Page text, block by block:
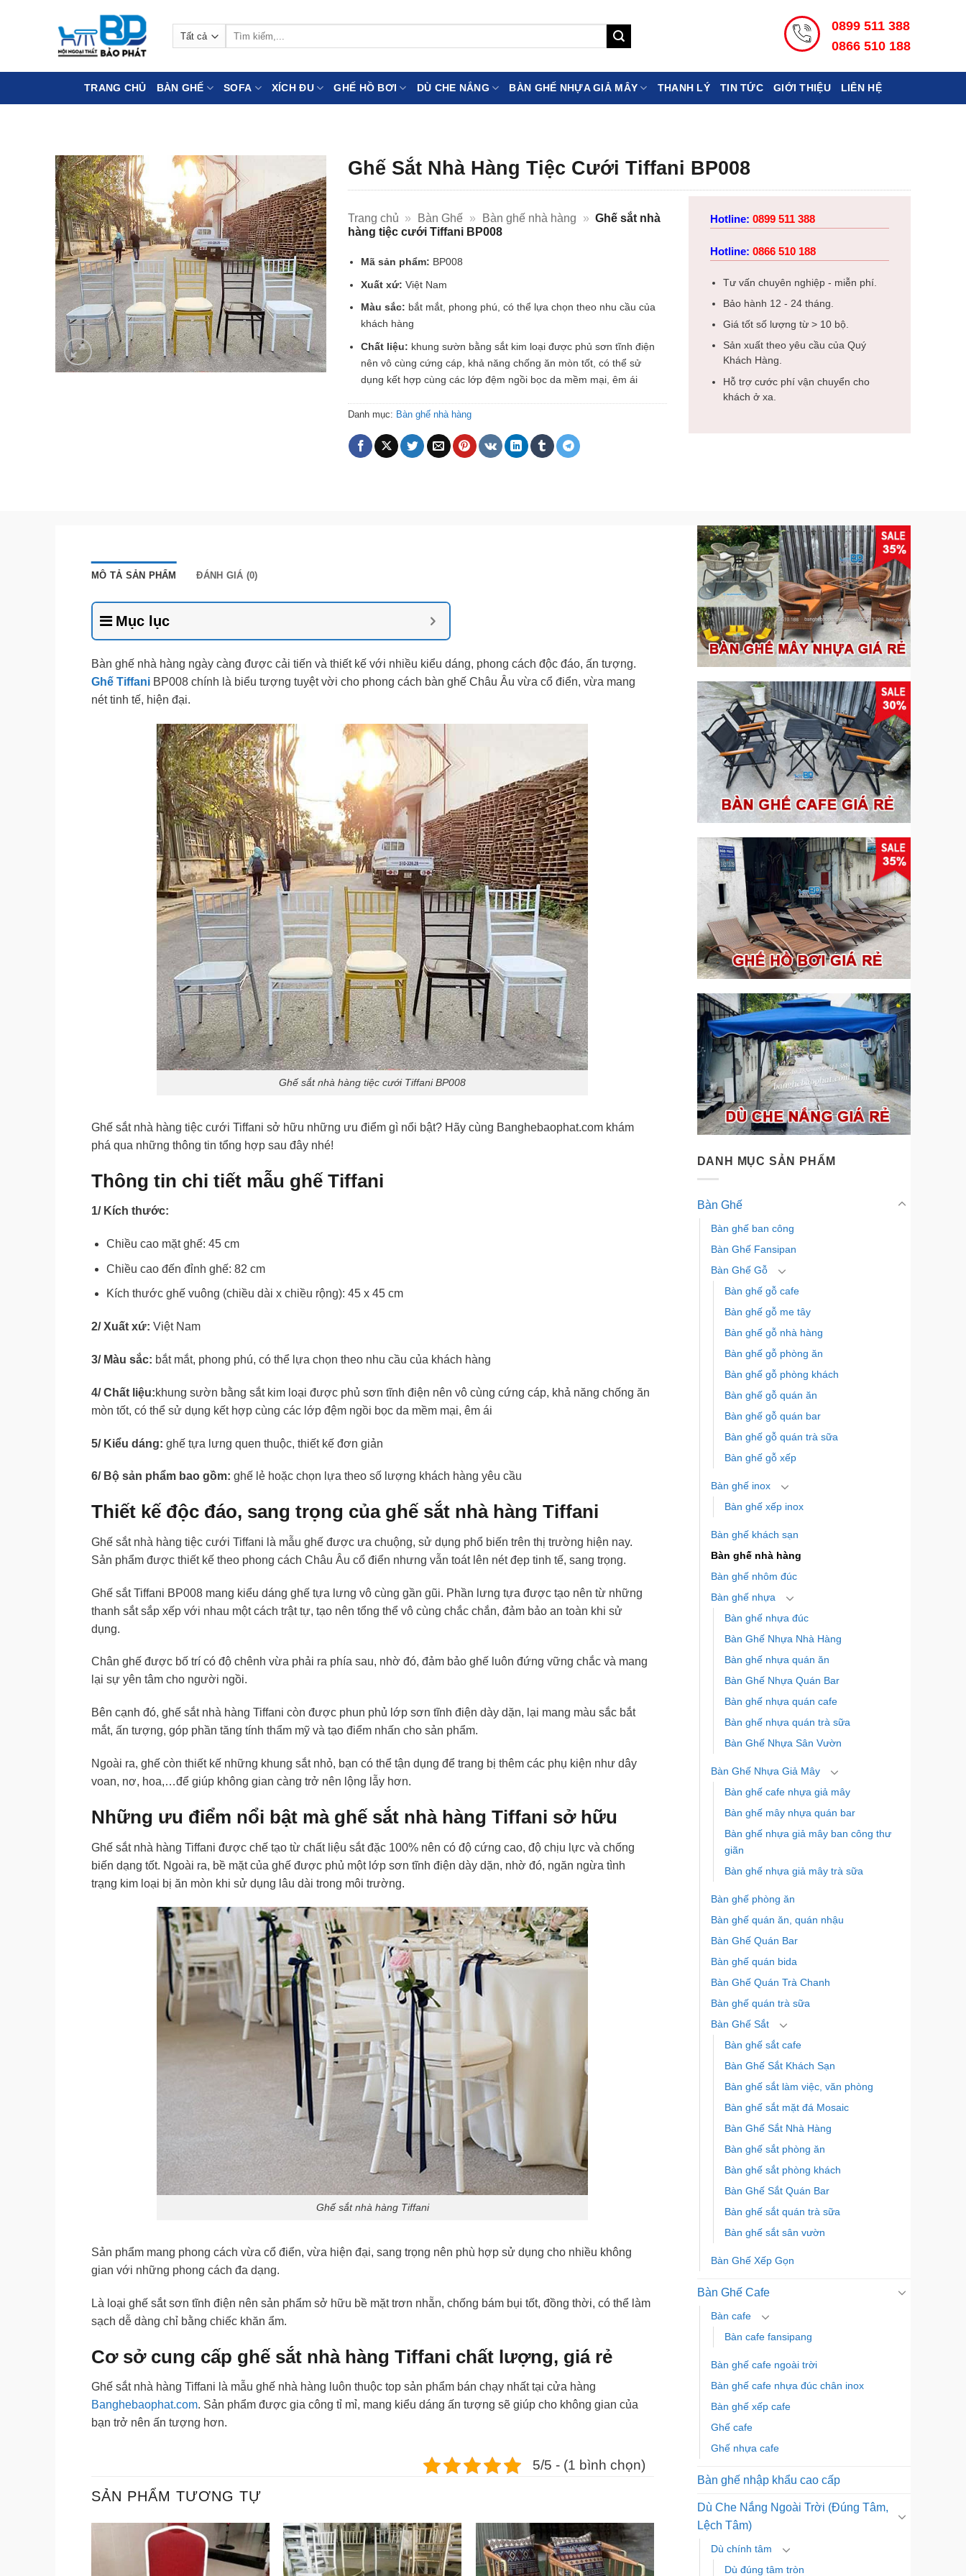
0899 511 388
0866 510 188
TRANG CHỦ BÀN GHẾ SOFA XÍCH ĐU GHẾ HỒ BƠI DÙ CHE NẮNG BÀN GHẾ NHỰA GIẢ MÂY THANH LÝ TIN TỨC GIỚI THIỆU LIÊN HỆ
Ghế Sắt Nhà Hàng Tiệc Cưới Tiffani BP008
Trang chủ » Bàn Ghế » Bàn ghế nhà hàng » Ghế sắt nhà
hàng tiệc cưới Tiffani BP008
Mã sản phẩm: BP008
Xuất xứ: Việt Nam
Màu sắc: bắt mắt, phong phú, có thể lựa chọn theo nhu cầu của
khách hàng
Chất liệu: khung sườn bằng sắt kim loại được phủ sơn tĩnh điện
nên vô cùng cứng cáp, khả năng chống ăn mòn tốt, có thể sử
dụng kết hợp cùng các lớp đệm ngồi bọc da mềm mại, êm ái
Danh mục: Bàn ghế nhà hàng
Hotline: 0899 511 388
Hotline: 0866 510 188
Tư vấn chuyên nghiệp - miễn phí.
Bảo hành 12 - 24 tháng.
Giá tốt số lượng từ > 10 bộ.
Sản xuất theo yêu cầu của Quý
Khách Hàng.
Hỗ trợ cước phí vận chuyển cho
khách ở xa.
MÔ TẢ SẢN PHẨM ĐÁNH GIÁ (0)
Mục lục
Bàn ghế nhà hàng ngày càng được cải tiến và thiết kế với nhiều kiểu dáng, phong cách độc đáo, ấn tượng.
Ghế Tiffani BP008 chính là biểu tượng tuyệt vời cho phong cách bàn ghế Châu Âu vừa cổ điển, vừa mang
nét tinh tế, hiện đại.
Ghế sắt nhà hàng tiệc cưới Tiffani BP008
Ghế sắt nhà hàng tiệc cưới Tiffani sở hữu những ưu điểm gì nổi bật? Hãy cùng Banghebaophat.com khám
phá qua những thông tin tổng hợp sau đây nhé!
Thông tin chi tiết mẫu ghế Tiffani
1/ Kích thước:
Chiều cao mặt ghế: 45 cm
Chiều cao đến đỉnh ghế: 82 cm
Kích thước ghế vuông (chiều dài x chiều rộng): 45 x 45 cm
2/ Xuất xứ: Việt Nam
3/ Màu sắc: bắt mắt, phong phú, có thể lựa chọn theo nhu cầu của khách hàng
4/ Chất liệu:khung sườn bằng sắt kim loại được phủ sơn tĩnh điện nên vô cùng cứng cáp, khả năng chống ăn
mòn tốt, có thể sử dụng kết hợp cùng các lớp đệm ngồi bọc da mềm mại, êm ái
5/ Kiểu dáng: ghế tựa lưng quen thuộc, thiết kế đơn giản
6/ Bộ sản phẩm bao gồm: ghế lẻ hoặc chọn lựa theo số lượng khách hàng yêu cầu
Thiết kế độc đáo, sang trọng của ghế sắt nhà hàng Tiffani
Ghế sắt nhà hàng tiệc cưới Tiffani là mẫu ghế được ưa chuộng, sử dụng phổ biến trên thị trường hiện nay.
Sản phẩm được thiết kế theo phong cách Châu Âu cổ điển nhưng vẫn toát lên nét đẹp tinh tế, sang trọng.
Ghế sắt Tiffani BP008 mang kiểu dáng ghế tựa lưng vô cùng gần gũi. Phần lưng tựa được tạo nên từ những
thanh sắt sắp xếp với nhau một cách trật tự, tạo nên tổng thể vô cùng chắc chắn, đảm bảo an toàn khi sử
dụng.
Chân ghế được bố trí có độ chênh vừa phải ra phía sau, nhờ đó, đảm bảo ghế luôn đứng vững chắc và mang
lại sự yên tâm cho người ngồi.
Bên cạnh đó, ghế sắt nhà hàng Tiffani còn được phun phủ lớp sơn tĩnh điện dày dặn, lại mang màu sắc bắt
mắt, ấn tượng, góp phần tăng tính thẩm mỹ và tạo điểm nhấn cho sản phẩm.
Ngoài ra, ghế còn thiết kế những khung sắt nhỏ, bạn có thể tận dụng để trang bị thêm các phụ kiện như dây
voan, nơ, hoa,…để giúp không gian càng trở nên lộng lẫy hơn.
Những ưu điểm nổi bật mà ghế sắt nhà hàng Tiffani sở hữu
Ghế sắt nhà hàng Tiffani được chế tạo từ chất liệu sắt đặc 100% nên có độ cứng cao, độ chịu lực và chống
biến dạng tốt. Ngoài ra, bề mặt của ghế được phủ một lớp sơn tĩnh điện dày dặn, nhờ đó, ngăn ngừa tình
trạng kim loại bị ăn mòn khi sử dụng lâu dài trong môi trường.
Ghế sắt nhà hàng Tiffani
Sản phẩm mang phong cách vừa cổ điển, vừa hiện đại, sang trọng nên phù hợp sử dụng cho nhiều không
gian với những phong cách đa dạng.
Là loại ghế sắt sơn tĩnh điện nên sản phẩm sở hữu bề mặt trơn nhẵn, chống bám bụi tốt, đồng thời, có thể làm
sạch dễ dàng chỉ bằng chiếc khăn ẩm.
Cơ sở cung cấp ghế sắt nhà hàng Tiffani chất lượng, giá rẻ
Ghế sắt nhà hàng Tiffani là mẫu ghế nhà hàng luôn thuộc top sản phẩm bán chạy nhất tại cửa hàng
Banghebaophat.com. Sản phẩm được gia công tỉ mỉ, mang kiểu dáng ấn tượng sẽ giúp cho không gian của
bạn trở nên ấn tượng hơn.
5/5 - (1 bình chọn)
SẢN PHẨM TƯƠNG TỰ
DANH MỤC SẢN PHẨM
Bàn Ghế
Bàn ghế ban công
Bàn Ghế Fansipan
Bàn Ghế Gỗ
Bàn ghế gỗ cafe
Bàn ghế gỗ me tây
Bàn ghế gỗ nhà hàng
Bàn ghế gỗ phòng ăn
Bàn ghế gỗ phòng khách
Bàn ghế gỗ quán ăn
Bàn ghế gỗ quán bar
Bàn ghế gỗ quán trà sữa
Bàn ghế gỗ xếp
Bàn ghế inox
Bàn ghế xếp inox
Bàn ghế khách sạn
Bàn ghế nhà hàng
Bàn ghế nhôm đúc
Bàn ghế nhựa
Bàn ghế nhựa đúc
Bàn Ghế Nhựa Nhà Hàng
Bàn ghế nhựa quán ăn
Bàn Ghế Nhựa Quán Bar
Bàn ghế nhựa quán cafe
Bàn ghế nhựa quán trà sữa
Bàn Ghế Nhựa Sân Vườn
Bàn Ghế Nhựa Giả Mây
Bàn ghế cafe nhựa giả mây
Bàn ghế mây nhựa quán bar
Bàn ghế nhựa giả mây ban công thư
giãn
Bàn ghế nhựa giả mây trà sữa
Bàn ghế phòng ăn
Bàn ghế quán ăn, quán nhậu
Bàn Ghế Quán Bar
Bàn ghế quán bida
Bàn Ghế Quán Trà Chanh
Bàn ghế quán trà sữa
Bàn Ghế Sắt
Bàn ghế sắt cafe
Bàn Ghế Sắt Khách Sạn
Bàn ghế sắt làm việc, văn phòng
Bàn ghế sắt mặt đá Mosaic
Bàn Ghế Sắt Nhà Hàng
Bàn ghế sắt phòng ăn
Bàn ghế sắt phòng khách
Bàn Ghế Sắt Quán Bar
Bàn ghế sắt quán trà sữa
Bàn ghế sắt sân vườn
Bàn Ghế Xếp Gọn
Bàn Ghế Cafe
Bàn cafe
Bàn cafe fansipang
Bàn ghế cafe ngoài trời
Bàn ghế cafe nhựa đúc chân inox
Bàn ghế xếp cafe
Ghế cafe
Ghế nhựa cafe
Bàn ghế nhập khẩu cao cấp
Dù Che Nắng Ngoài Trời (Đúng Tâm,
Lệch Tâm)
Dù chính tâm
Dù đúng tâm tròn